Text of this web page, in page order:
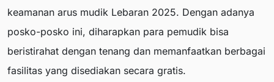
keamanan arus mudik Lebaran 2025. Dengan adanya
posko-posko ini, diharapkan para pemudik bisa
beristirahat dengan tenang dan memanfaatkan berbagai
fasilitas yang disediakan secara gratis.